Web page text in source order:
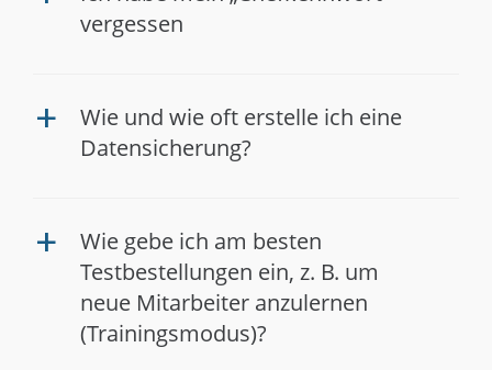
vergessen
a
Wie und wie oft erstelle ich eine
Datensicherung?
a
Wie gebe ich am besten
Testbestellungen ein, z. B. um
neue Mitarbeiter anzulernen
(Trainingsmodus)?